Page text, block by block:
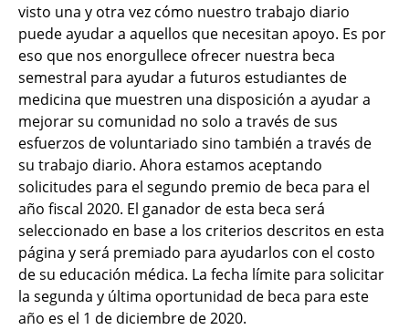
visto una y otra vez cómo nuestro trabajo diario
puede ayudar a aquellos que necesitan apoyo. Es por
eso que nos enorgullece ofrecer nuestra beca
semestral para ayudar a futuros estudiantes de
medicina que muestren una disposición a ayudar a
mejorar su comunidad no solo a través de sus
esfuerzos de voluntariado sino también a través de
su trabajo diario. Ahora estamos aceptando
solicitudes para el segundo premio de beca para el
año fiscal 2020. El ganador de esta beca será
seleccionado en base a los criterios descritos en esta
página y será premiado para ayudarlos con el costo
de su educación médica. La fecha límite para solicitar
la segunda y última oportunidad de beca para este
año es el 1 de diciembre de 2020.